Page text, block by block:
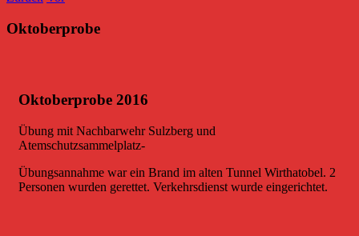
Oktoberprobe
Oktoberprobe 2016
Übung mit Nachbarwehr Sulzberg und
Atemschutzsammelplatz-
Übungsannahme war ein Brand im alten Tunnel Wirthatobel. 2
Personen wurden gerettet. Verkehrsdienst wurde eingerichtet.